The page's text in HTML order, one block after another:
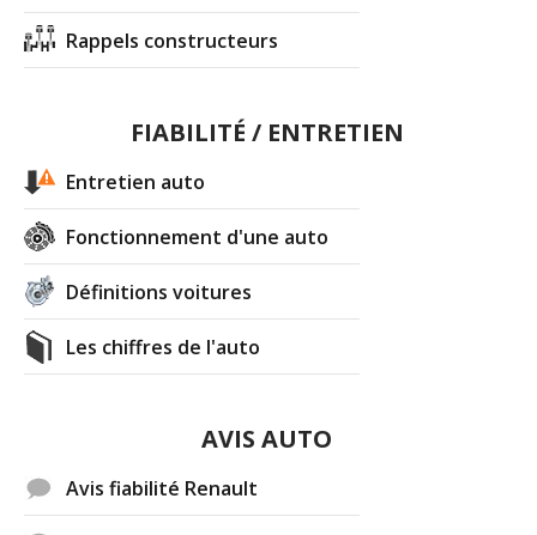
Rappels constructeurs
FIABILITÉ / ENTRETIEN
Entretien auto
Fonctionnement d'une auto
Définitions voitures
Les chiffres de l'auto
AVIS AUTO
Avis fiabilité Renault